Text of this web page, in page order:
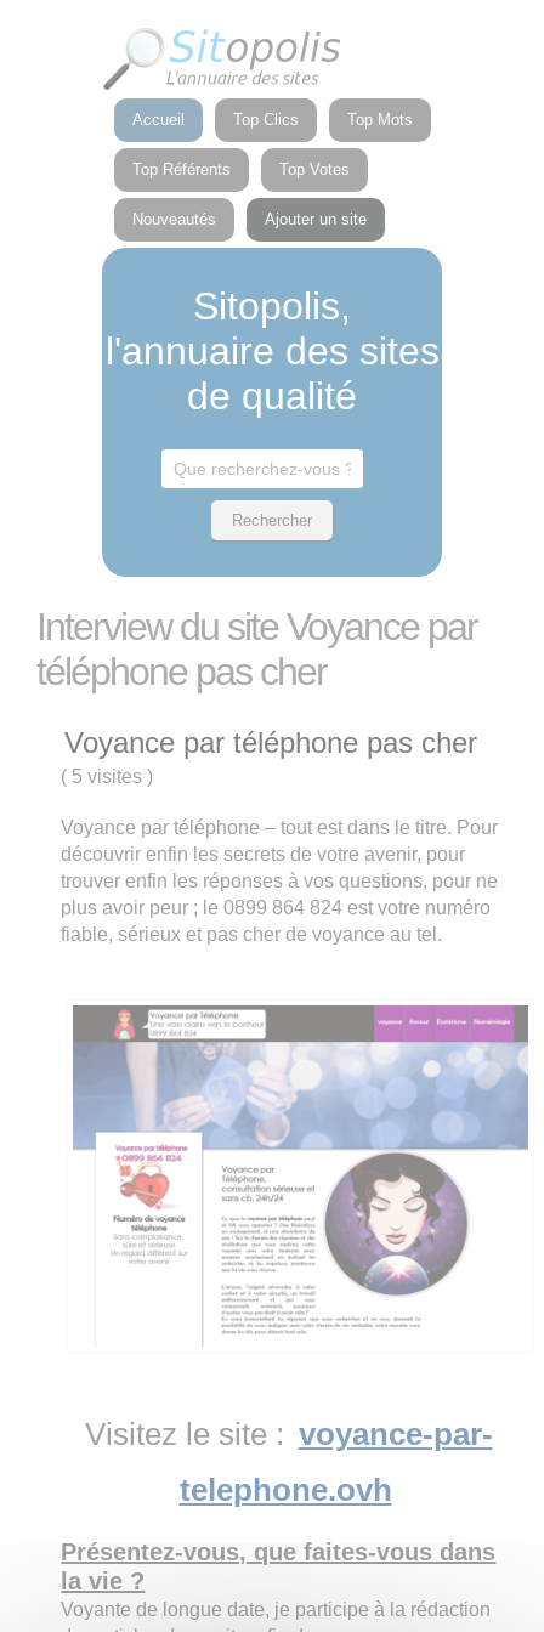
Accueil Top Clics Top Mots
Top Référents Top Votes
Nouveautés Ajouter un site
Sitopolis,
l'annuaire des sites
de qualité
Interview du site Voyance par
téléphone pas cher
Voyance par téléphone pas cher
( 5 visites)
Voyance par téléphone – tout est dans le titre. Pour
découvrir enfin les secrets de votre avenir, pour
trouver enfin les réponses à vos questions, pour ne
plus avoir peur ; le 0899 864 824 est votre numéro
fiable, sérieux et pas cher de voyance au tel.
Visitez le site : voyance-par-
telephone.ovh
Présentez-vous, que faites-vous dans
la vie ?
Voyante de longue date, je participe à la rédaction